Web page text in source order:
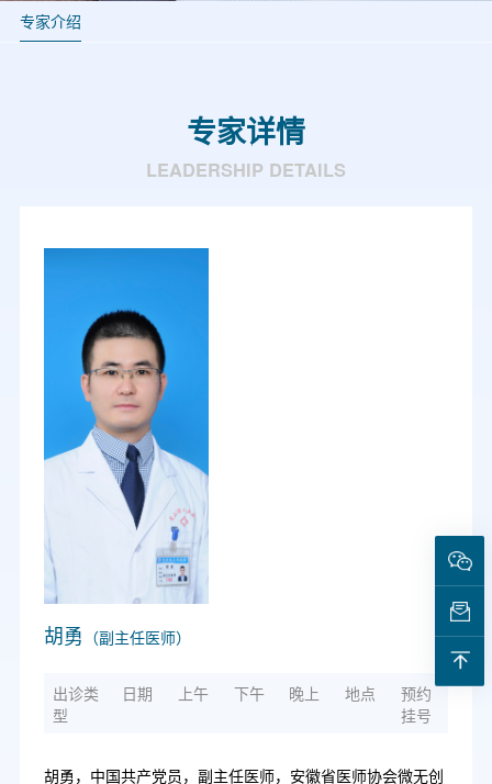
专家介绍
专家详情
LEADERSHIP DETAILS
胡勇 （副主任医师）
出诊类
型
日期 上午 下午 晚上 地点
预约
挂号
胡勇，中国共产党员，副主任医师，安徽省医师协会微无创